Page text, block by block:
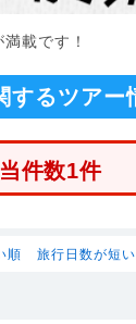
載です！
るツアー
件数1件
順 旅行日数が短